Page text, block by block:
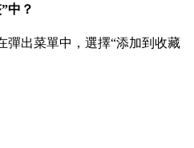
中？
彈出菜單中，選擇“添加到收藏